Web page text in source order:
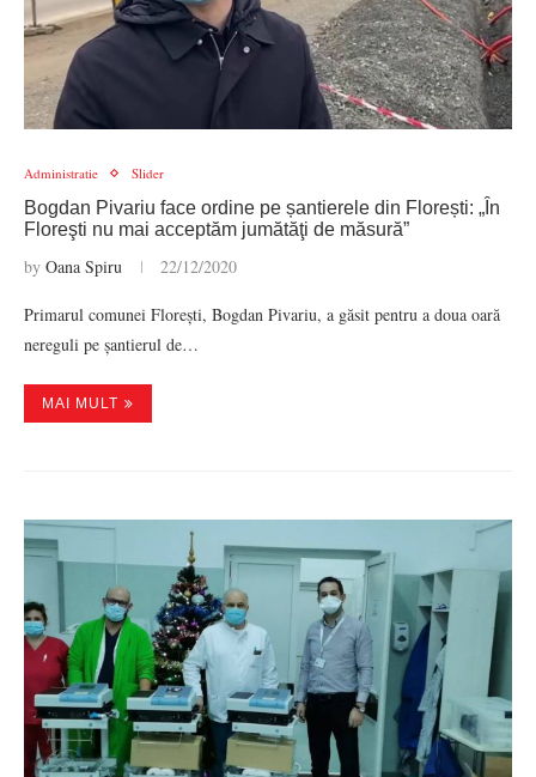
Administratie Slider
Bogdan Pivariu face ordine pe șantierele din Florești: „Ȋn
Floreşti nu mai acceptăm jumătăţi de măsură”
by Oana Spiru 22/12/2020
Primarul comunei Florești, Bogdan Pivariu, a găsit pentru a doua oară
nereguli pe șantierul de…
MAI MULT